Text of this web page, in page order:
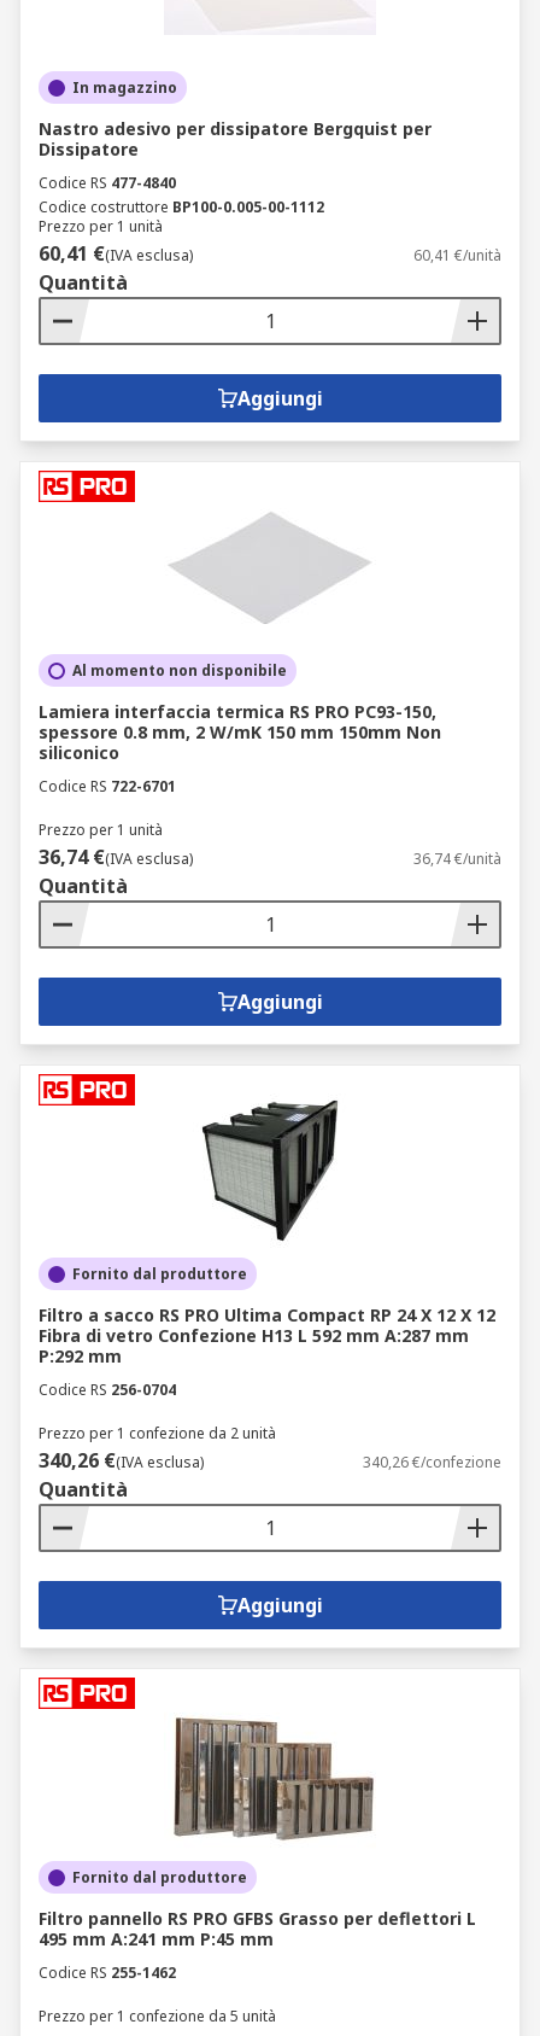
In magazzino
Nastro adesivo per dissipatore Bergquist per
Dissipatore
Codice RS 477-4840
Codice costruttore BP100-0.005-00-1112
Prezzo per 1 unità
60,41 €(IVA esclusa) 60,41 €/unità
Quantità
Aggiungi
Al momento non disponibile
Lamiera interfaccia termica RS PRO PC93-150,
spessore 0.8 mm, 2 W/mK 150 mm 150mm Non
siliconico
Codice RS 722-6701
Prezzo per 1 unità
36,74 €(IVA esclusa) 36,74 €/unità
Quantità
Aggiungi
Fornito dal produttore
Filtro a sacco RS PRO Ultima Compact RP 24 X 12 X 12
Fibra di vetro Confezione H13 L 592 mm A:287 mm
P:292 mm
Codice RS 256-0704
Prezzo per 1 confezione da 2 unità
340,26 €(IVA esclusa) 340,26 €/confezione
Quantità
Aggiungi
Fornito dal produttore
Filtro pannello RS PRO GFBS Grasso per deflettori L
495 mm A:241 mm P:45 mm
Codice RS 255-1462
Prezzo per 1 confezione da 5 unità